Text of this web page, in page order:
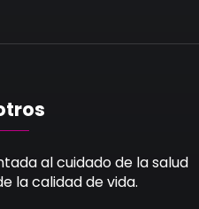
al cuidado de la salud
la calidad de vida.